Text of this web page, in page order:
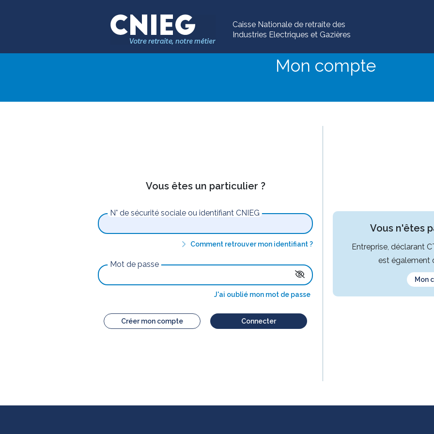
Caisse Nationale de retraite des
Industries Electriques et Gazières
Mon compte
Vous êtes un particulier ?
N° de sécurité sociale ou identifiant CNIEG
Comment retrouver mon identifiant ?
Mot de passe
J'ai oublié mon mot de passe
Créer mon compte Connecter
Vous n'êtes
Entreprise, déclarant
est également
Mon